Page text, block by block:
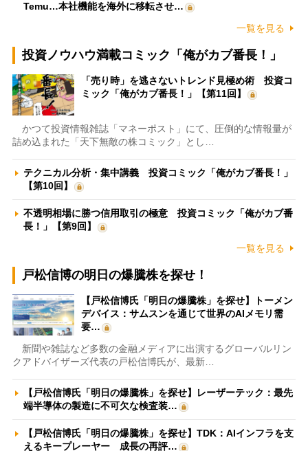
Temu…本社機能を海外に移転させ…
一覧を見る
投資ノウハウ満載コミック「俺がカブ番長！」
「売り時」を逃さないトレンド見極め術 投資コ
ミック「俺がカブ番長！」【第11回】
かつて投資情報雑誌「マネーポスト」にて、圧倒的な情報量が
詰め込まれた「天下無敵の株コミック」とし…
テクニカル分析・集中講義 投資コミック「俺がカブ番長！」
【第10回】
不透明相場に勝つ信用取引の極意 投資コミック「俺がカブ番
長！」【第9回】
一覧を見る
戸松信博の明日の爆騰株を探せ！
【戸松信博氏「明日の爆騰株」を探せ】トーメン
デバイス：サムスンを通じて世界のAIメモリ需
要…
新聞や雑誌など多数の金融メディアに出演するグローバルリン
クアドバイザーズ代表の戸松信博氏が、最新…
【戸松信博氏「明日の爆騰株」を探せ】レーザーテック：最先
端半導体の製造に不可欠な検査装…
【戸松信博氏「明日の爆騰株」を探せ】TDK：AIインフラを支
えるキープレーヤー 成長の再評…